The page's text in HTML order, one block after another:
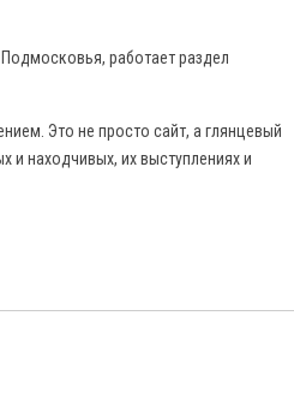
работает раздел
Это не просто сайт, а глянцевый
и находчивых, их выступлениях и